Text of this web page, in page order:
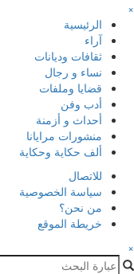
×
الرئيسية
آراء
ثقافات وديانات
نساء و رجال
قضايا وملفات
أدب وفن
أحداث و أزمنة
منشورات مرايانا
ألف حكاية وحكاية
للاتصال
سياسة الخصوصية
من نحن؟
خريطة الموقع
×